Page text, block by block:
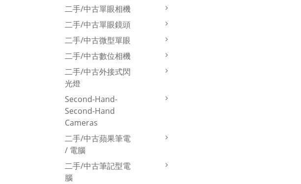
二手/中古單眼相機
二手/中古單眼鏡頭
二手/中古微型單眼
二手/中古數位相機
二手/中古外接式閃
光燈
Second-Hand-
Second-Hand
Cameras
二手/中古蘋果筆電
/ 電腦
二手/中古筆記型電
腦